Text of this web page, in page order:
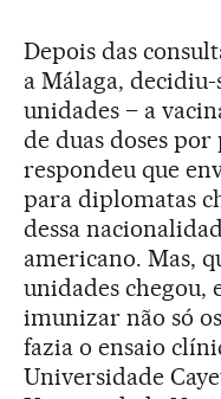
Depois das
a Málaga, decidiu-
unidades – a
de duas doses por
respondeu que
para diplomatas
dessa
americano. Mas,
unidades chegou,
imunizar não só
fazia o ensaio
Universidade